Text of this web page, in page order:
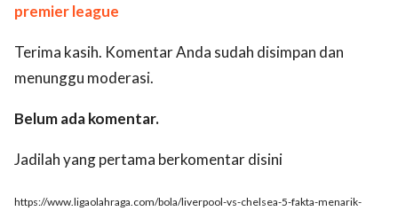
premier league
Terima kasih. Komentar Anda sudah disimpan dan
menunggu moderasi.
Belum ada komentar.
Jadilah yang pertama berkomentar disini
https://www.ligaolahraga.com/bola/liverpool-vs-chelsea-5-fakta-menarik-